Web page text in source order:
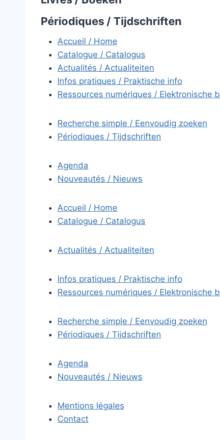
Périodiques / Tijdschriften
Accueil / Home
Catalogue / Catalogus
Actualités / Actualiteiten
Infos pratiques / Praktische info
Ressources numériques / Elektronische
Recherche simple / Eenvoudig zoeken
Périodiques / Tijdschriften
Agenda
Nouveautés / Nieuws
Accueil / Home
Catalogue / Catalogus
Actualités / Actualiteiten
Infos pratiques / Praktische info
Ressources numériques / Elektronische
Recherche simple / Eenvoudig zoeken
Périodiques / Tijdschriften
Agenda
Nouveautés / Nieuws
Mentions légales
Contact